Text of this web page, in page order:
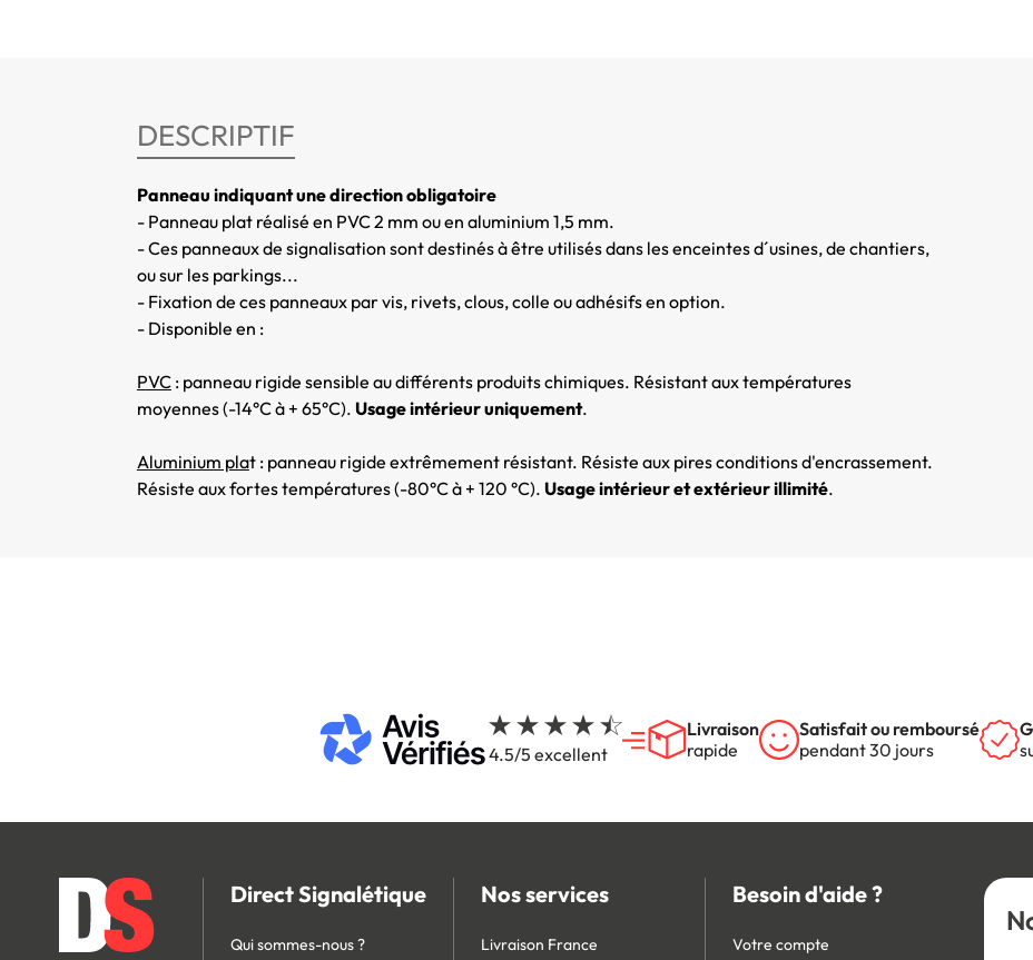
DESCRIPTIF
Panneau indiquant une direction obligatoire
- Panneau plat réalisé en PVC 2 mm ou en aluminium 1,5 mm.
- Ces panneaux de signalisation sont destinés à être utilisés dans les enceintes d´usines, de chantiers,
ou sur les parkings...
- Fixation de ces panneaux par vis, rivets, clous, colle ou adhésifs en option.
- Disponible en :
PVC: panneau rigide sensible au différents produits chimiques. Résistant aux températures
moyennes (-14°C à + 65°C). Usage intérieur uniquement.
Aluminium plat : panneau rigide extrêmement résistant. Résiste aux pires conditions d'encrassement.
Résiste aux fortes températures (-80°C à + 120 °C). Usage intérieur et extérieur illimité.
4.5/5 excellent
Livraison
rapide
Satisfait ou remboursé
pendant 30 jours
Direct Signalétique
Qui sommes-nous ?
Nos services
Livraison France
Besoin d'aide ?
Votre compte